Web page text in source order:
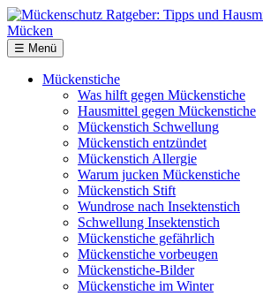
☰ Menü
Mückenstiche
Was hilft gegen Mückenstiche
Hausmittel gegen Mückenstiche
Mückenstich Schwellung
Mückenstich entzündet
Mückenstich Allergie
Warum jucken Mückenstiche
Mückenstich Stift
Wundrose nach Insektenstich
Schwellung Insektenstich
Mückenstiche gefährlich
Mückenstiche vorbeugen
Mückenstiche-Bilder
Mückenstiche im Winter